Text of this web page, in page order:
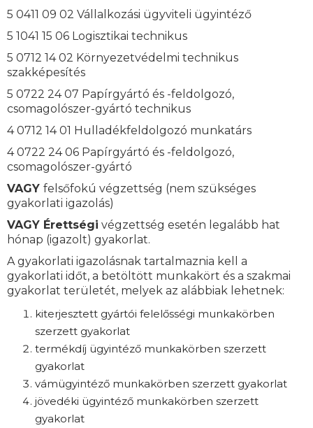
5 0411 09 02 Vállalkozási ügyviteli ügyintéző
5 1041 15 06 Logisztikai technikus
5 0712 14 02 Környezetvédelmi technikus
szakképesítés
5 0722 24 07 Papírgyártó és -feldolgozó,
csomagolószer-gyártó technikus
4 0712 14 01 Hulladékfeldolgozó munkatárs
4 0722 24 06 Papírgyártó és -feldolgozó,
csomagolószer-gyártó
VAGY felsőfokú végzettség (nem szükséges
gyakorlati igazolás)
VAGY Érettségi végzettség esetén legalább hat
hónap (igazolt) gyakorlat.
A gyakorlati igazolásnak tartalmaznia kell a
gyakorlati időt, a betöltött munkakört és a szakmai
gyakorlat területét, melyek az alábbiak lehetnek:
kiterjesztett gyártói felelősségi munkakörben
szerzett gyakorlat
termékdíj ügyintéző munkakörben szerzett
gyakorlat
vámügyintéző munkakörben szerzett gyakorlat
jövedéki ügyintéző munkakörben szerzett
gyakorlat